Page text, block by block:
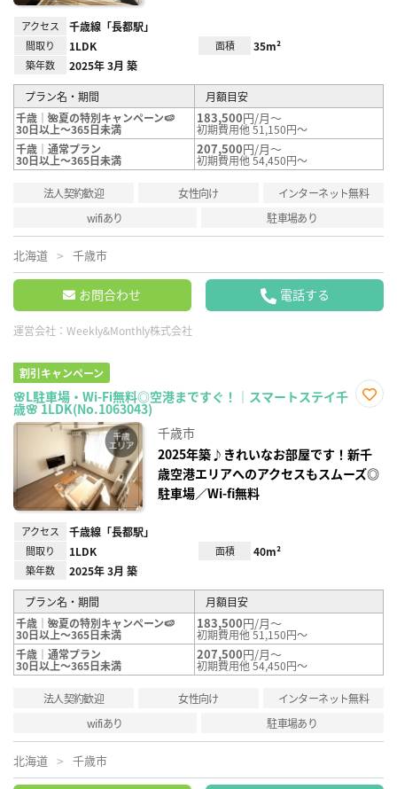
アクセス 千歳線「長都駅」
間取り 1LDK 面積 35m²
築年数 2025年 3月 築
プラン名・期間
月額目安
千歳｜🌺夏の特別キャンペーン🍉
30日以上～365日未満
183,500円/月～
初期費用他 51,150円～
千歳｜通常プラン
30日以上～365日未満
207,500円/月～
初期費用他 54,450円～
法人契約歓迎 女性向け
インターネット無料
wifiあり
駐車場あり
北海道 千歳市
お問合わせ 電話する
運営会社： Weekly&Monthly株式会社
割引キャンペーン
🌸L駐車場・Wi-Fi無料◎空港まですぐ！｜スマートステイ千
歳🌸 1LDK(No.1063043)
録
千歳市
2025年築♪きれいなお部屋です！新千
歳空港エリアへのアクセスもスムーズ◎
駐車場／Wi-fi無料
アクセス 千歳線「長都駅」
間取り 1LDK 面積 40m²
築年数 2025年 3月 築
プラン名・期間
月額目安
千歳｜🌺夏の特別キャンペーン🍉
30日以上～365日未満
183,500円/月～
初期費用他 51,150円～
千歳｜通常プラン
30日以上～365日未満
207,500円/月～
初期費用他 54,450円～
法人契約歓迎 女性向け
インターネット無料
wifiあり
駐車場あり
北海道 千歳市